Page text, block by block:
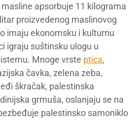
apsorbuje 11 kilograma
proizvedenog maslinovog
imaju ekonomsku i kulturnu
igraju suštinsku ulogu u
Mnoge vrste ptica,
čavka, zelena zeba,
škračak, palestinska
grmuša, oslanjaju se na
palestinsko samoniklo